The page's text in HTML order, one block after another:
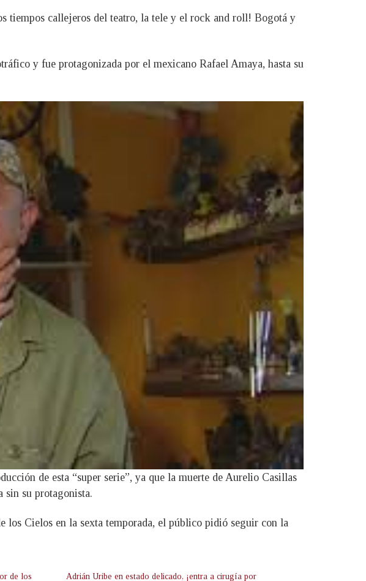
tiempos callejeros del teatro, la tele y el rock and roll! Bogotá y
y fue protagonizada por el mexicano Rafael Amaya, hasta su
de esta “super serie”, ya que la muerte de Aurelio Casillas
sin su protagonista.
los Cielos en la sexta temporada, el público pidió seguir con la
de los Adrián Uribe en estado delicado, ¡entra a cirugía por